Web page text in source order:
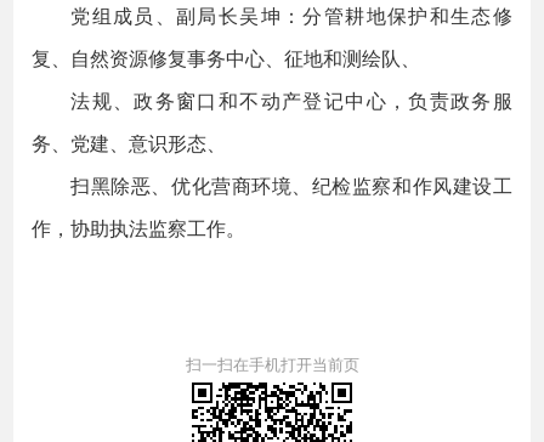
党组成员、副局长吴坤：分管耕地保护和生态修
复、自然资源修复事务中心、征地和测绘队、
法规、政务窗口和不动产登记中心，负责政务服
务、党建、意识形态、
扫黑除恶、优化营商环境、纪检监察和作风建设工
作，协助执法监察工作。
扫一扫在手机打开当前页